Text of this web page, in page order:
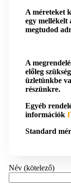
A méreteket
egy
megtudod
A
előleg
üzletünkbe
részünkre.
Egyéb
információk
Standard
Név (kötelező)